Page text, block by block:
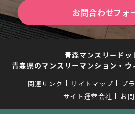
お問合わせフォ
青森マンスリードッ
青森県のマンスリーマンション・ウ
関連リンク サイトマップ
プ
サイト運営会社
お